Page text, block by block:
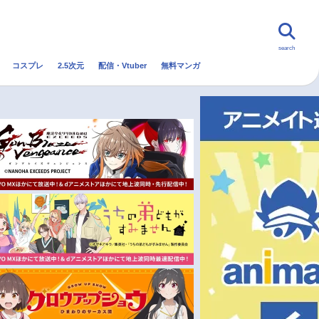
・Vtuber トレンド 無料マンガ
秋アニメ
冬アニメ
search
コスプレ 2.5次元 配信・Vtuber 無料マンガ